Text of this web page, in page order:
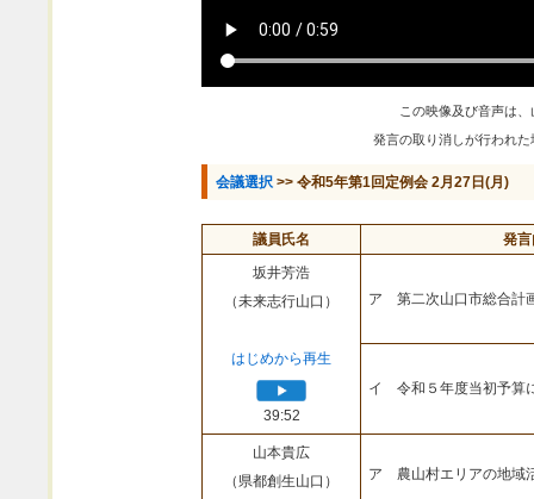
この映像及び音声は
発言の取り消しが行われ
会議選択 >> 令和5年第1回定例会 2月27日(月)
議員氏名 発言
坂井芳浩
（未来志行山口）
はじめから再生
39:52
ア 第二次山口市総合計
イ 令和５年度当初予算
山本貴広
（県都創生山口）
ア 農山村エリアの地域